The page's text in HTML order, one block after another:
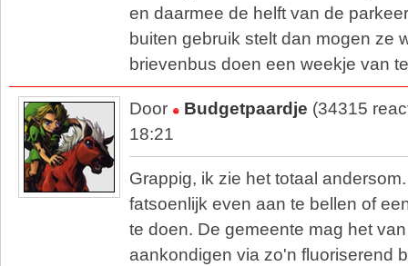
en daarmee de helft van de
buiten gebruik stelt dan mogen ze
brievenbus doen een weekje van
Door Budgetpaardje (34315
18:21
Grappig, ik zie het totaal
fatsoenlijk even aan te bellen of
te doen. De gemeente mag het
aankondigen via zo'n fluoriserend